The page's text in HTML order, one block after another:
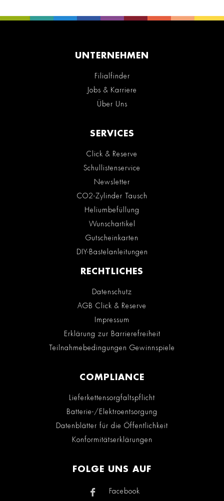
UNTERNEHMEN
Filialfinder
Jobs & Karriere
Über Uns
SERVICES
Click & Reserve
Schullistenservice
Newsletter
CO2-Zylinder Tausch
Heliumbefüllung
Wunschartikel
Gutscheinkarten
DIY-Bastelanleitungen
RECHTLICHES
Datenschutz
AGB Click & Reserve
Impressum
Erklärung zur Barrierefreiheit
Teilnahmebedingungen Gewinnspiele
COMPLIANCE
Lieferkettensorgfaltspflicht
Batterie-/Elektroentsorgung
Datenblätter für die Öffentlichkeit
Konformitätserklärungen
FOLGE UNS AUF
Facebook